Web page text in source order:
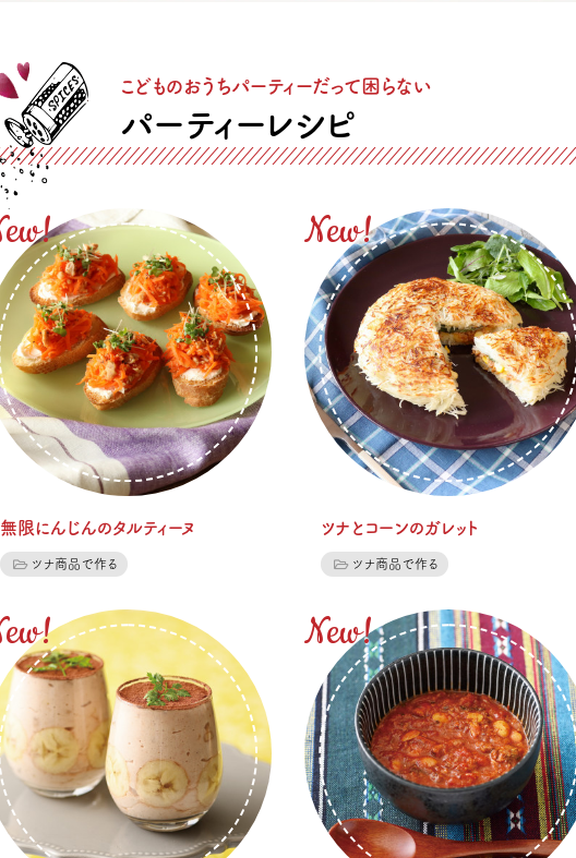
こどものおうちパーティーだって困らない
パーティーレシピ
無限にんじんのタルティーヌ
ツナ商品で作る
ツナとコーンのガレット
ツナ商品で作る